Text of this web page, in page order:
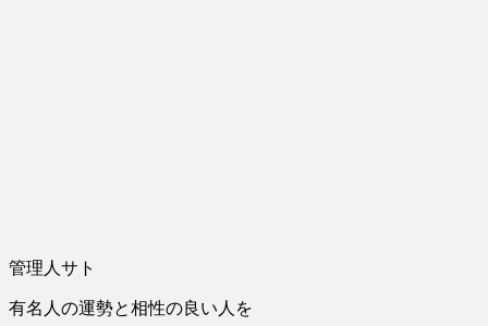
管理人サト
有名人の運勢と相性の良い人を